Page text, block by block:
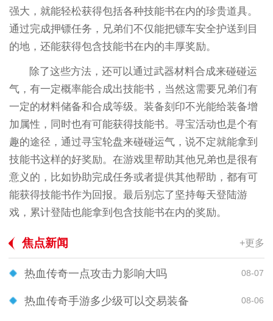
强大，就能轻松获得包括各种技能书在内的珍贵道具。
通过完成押镖任务，兄弟们不仅能把镖车安全护送到目
的地，还能获得包含技能书在内的丰厚奖励。
除了这些方法，还可以通过武器材料合成来碰碰运
气，有一定概率能合成出技能书，当然这需要兄弟们有
一定的材料储备和合成等级。装备刻印不光能给装备增
加属性，同时也有可能获得技能书。寻宝活动也是个有
趣的途径，通过寻宝轮盘来碰碰运气，说不定就能拿到
技能书这样的好奖励。在游戏里帮助其他兄弟也是很有
意义的，比如协助完成任务或者提供其他帮助，都有可
能获得技能书作为回报。最后别忘了坚持每天登陆游
戏，累计登陆也能拿到包含技能书在内的奖励。
焦点新闻 +更多
热血传奇一点攻击力影响大吗 08-07
热血传奇手游多少级可以交易装备 08-06